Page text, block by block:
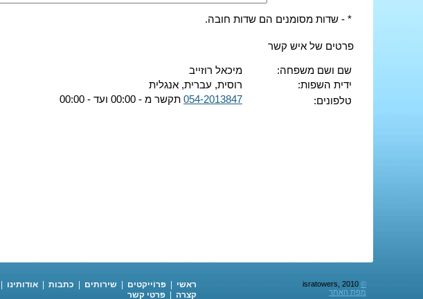
* - שדות מסומנים הם שדות חובה.
פרטים של איש קשר
שם ושם משפחה:
מיכאל רוזייב
ידית השפות:
רוסית, עברית, אנגלית
טלפונים:
054-2013847 תקשר מ - 00:00 ועד - 00:00
©
מפת האתר
ראשי פּרוֹייקטים שירותים כתבות אודותינו
קצרה
פרטי קשר